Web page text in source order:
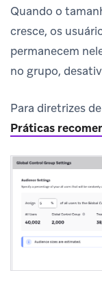
Quando o
cresce, os
permanecem
no grupo,
Para diretrizes
Práticas